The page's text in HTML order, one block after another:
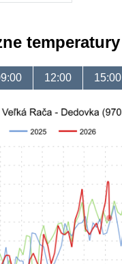
temperatury
12:00 15:00